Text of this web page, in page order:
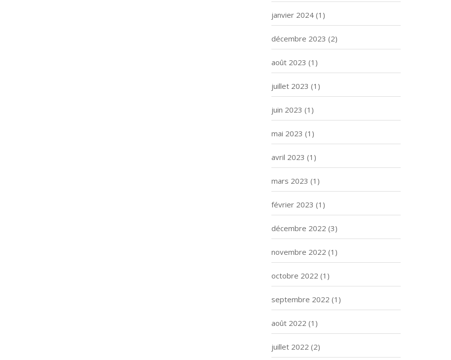
janvier 2024(1)
décembre 2023 (2)
août 2023 (1)
juillet 2023 (1)
juin 2023 (1)
mai 2023 (1)
avril 2023 (1)
mars 2023 (1)
février 2023 (1)
décembre 2022 (3)
novembre 2022 (1)
octobre 2022 (1)
septembre 2022 (1)
août 2022 (1)
juillet 2022 (2)